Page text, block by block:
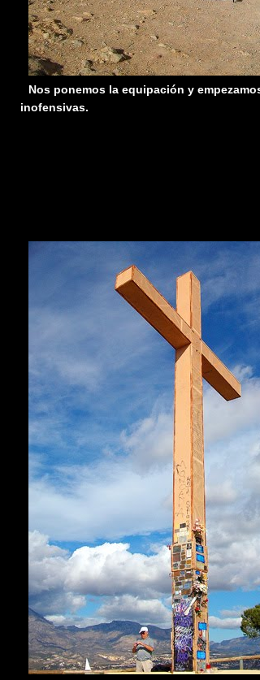
Nos ponemos la equipación y
inofensivas.